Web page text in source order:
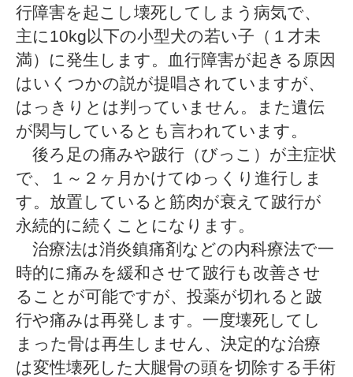
行障害を起こし壊死してしまう病気で、
主に10kg以下の小型犬の若い子（１才未
満）に発生します。血行障害が起きる原因
はいくつかの説が提唱されていますが、
はっきりとは判っていません。また遺伝
が関与しているとも言われています。
後ろ足の痛みや跛行（びっこ）が主症状
で、１～２ヶ月かけてゆっくり進行しま
す。放置していると筋肉が衰えて跛行が
永続的に続くことになります。
治療法は消炎鎮痛剤などの内科療法で一
時的に痛みを緩和させて跛行も改善させ
ることが可能ですが、投薬が切れると跛
行や痛みは再発します。一度壊死してし
まった骨は再生しません、決定的な治療
は変性壊死した大腿骨の頭を切除する手術